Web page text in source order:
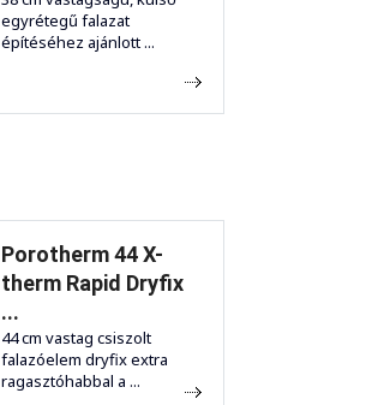
egyrétegű falazat
építéséhez ajánlott ...
Porotherm 44 X-
therm Rapid Dryfix
...
44 cm vastag csiszolt
falazóelem dryfix extra
ragasztóhabbal a ...